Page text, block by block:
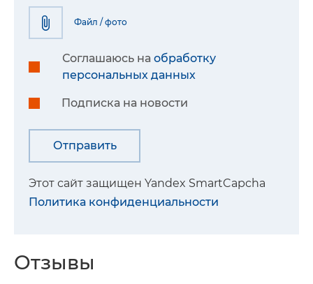
Файл / фото
Соглашаюсь на обработку
персональных данных
Подписка на новости
Этот сайт защищен Yandex SmartCapcha
Политика конфиденциальности
Отзывы